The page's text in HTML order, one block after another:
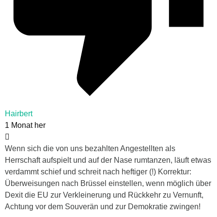
Hairbert
1 Monat her
Wenn sich die von uns bezahlten Angestellten als
Herrschaft aufspielt und auf der Nase rumtanzen, läuft etwas
verdammt schief und schreit nach heftiger (!) Korrektur:
Überweisungen nach Brüssel einstellen, wenn möglich über
Dexit die EU zur Verkleinerung und Rückkehr zu Vernunft,
Achtung vor dem Souverän und zur Demokratie zwingen!